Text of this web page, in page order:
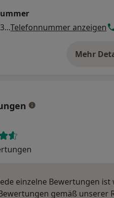
Telefonnummer anzeigen
Mehr
einzelne Bewertungen
gemäß unserer